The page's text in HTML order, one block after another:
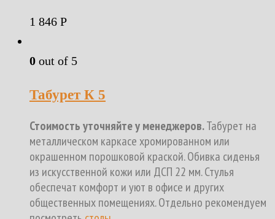
1 846 Р
0 out of 5
Табурет К 5
Стоимость уточняйте у менеджеров.Табурет на
металлическом каркасе хромированном или
окрашенном порошковой краской. Обивка сиденья
из искусственной кожи или ДСП 22 мм. Стулья
обеспечат комфорт и уют в офисе и других
общественных помещениях. Отдельно рекомендуем